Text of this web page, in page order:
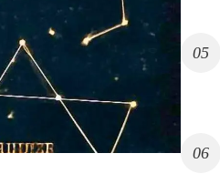
05
06